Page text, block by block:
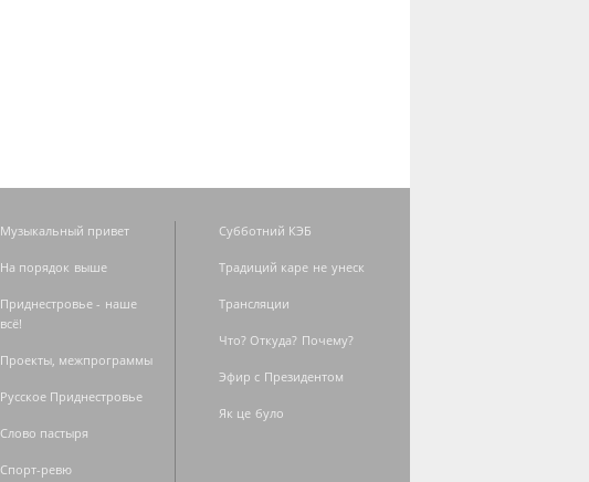
Музыкальный привет
На порядок выше
Приднестровье - наше
всё!
Проекты, межпрограммы
Русское Приднестровье
Слово пастыря
Спорт-ревю
Субботний КЭБ
Традиций каре не унеск
Трансляции
Что? Откуда? Почему?
Эфир с Президентом
Як це було